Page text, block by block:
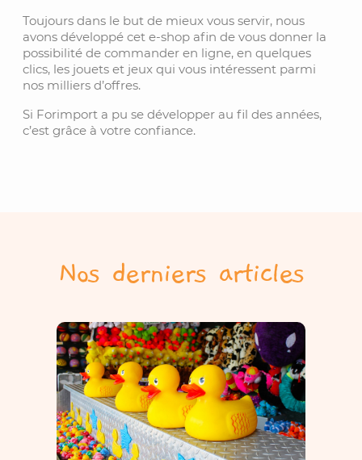
Toujours dans le but de mieux vous servir, nous
avons développé cet e-shop afin de vous donner la
possibilité de commander en ligne, en quelques
clics, les jouets et jeux qui vous intéressent parmi
nos milliers d’offres.
Si Forimport a pu se développer au fil des années,
c’est grâce à votre confiance.
Nos derniers articles